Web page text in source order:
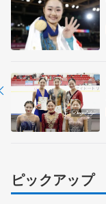
ピックアップ